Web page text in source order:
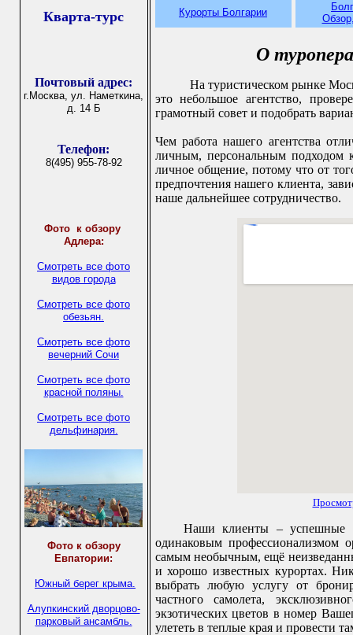
Кварта-турс
Почтовый адрес:
г.Москва, ул. Наметкина,
д. 14 Б
Телефон:
8(495) 955-78-92
Фото к обзору
Адлера:
Смотреть все фото
видов города
Смотреть все фото
обезьян.
Смотреть все фото
вечерний Сочи
Смотреть все фото
красной поляны.
Смотреть все фото
дельфинария.
Фото к обзору
Евпатории:
Южный берег крыма.
Алупкинский дворцово-
парковый ансамбль.
Курорты Болгарии
О
На туристическом рынке
это небольшое агентство,
грамотный совет и подобрать
Чем работа нашего агентства
личным, персональным
личное общение, потому что от
предпочтения нашего клиента,
наше дальнейшее сотрудничество.
Наши клиенты – успешные
одинаковым профессионализмом
самым необычным, ещё
и хорошо известных курортах.
выбрать любую услугу от
частного самолета,
экзотических цветов в номер
улететь в теплые края и провести